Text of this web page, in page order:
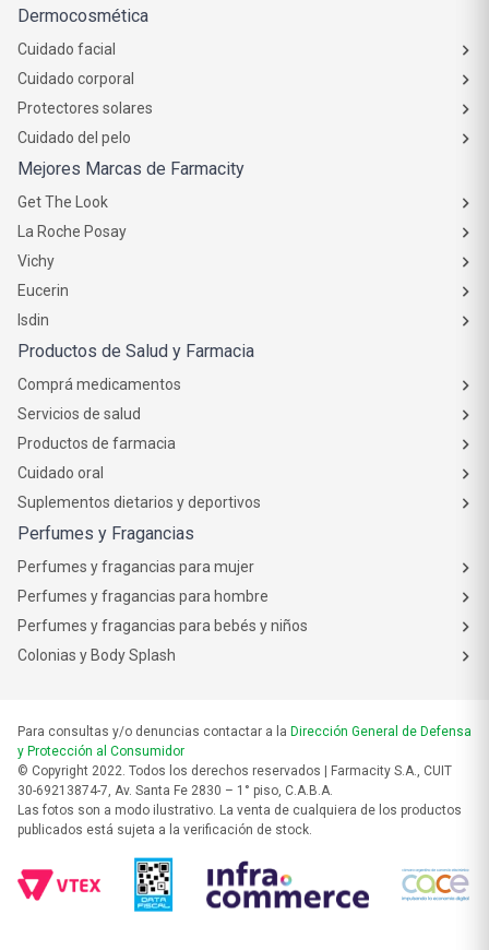
Dermocosmética
Cuidado facial
Cuidado corporal
Protectores solares
Cuidado del pelo
Mejores Marcas de Farmacity
Get The Look
La Roche Posay
Vichy
Eucerin
Isdin
Productos de Salud y Farmacia
Comprá medicamentos
Servicios de salud
Productos de farmacia
Cuidado oral
Suplementos dietarios y deportivos
Perfumes y Fragancias
Perfumes y fragancias para mujer
Perfumes y fragancias para hombre
Perfumes y fragancias para bebés y niños
Colonias y Body Splash
Para consultas y/o denuncias contactar a la Dirección General de Defensa
y Protección al Consumidor
© Copyright 2022. Todos los derechos reservados | Farmacity S.A., CUIT
30-69213874-7, Av. Santa Fe 2830 – 1° piso, C.A.B.A.
Las fotos son a modo ilustrativo. La venta de cualquiera de los productos
publicados está sujeta a la verificación de stock.